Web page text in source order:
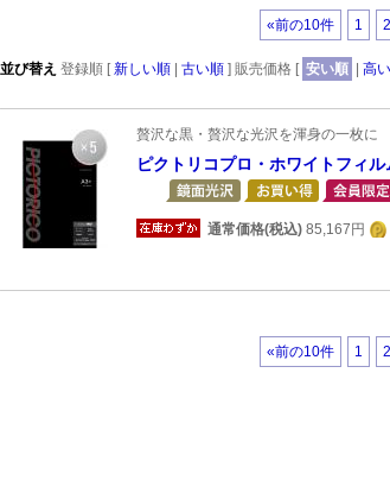
«前の10件 1 2
並び替え 登録順 [新しい順 古い順 ] 販売価格 [ 安い順 高
贅沢な黒・贅沢な光沢を渾身の一枚に
ピクトリコプロ・ホワイトフィ
通常価格(税込) 85,167円
«前の10件 1 2